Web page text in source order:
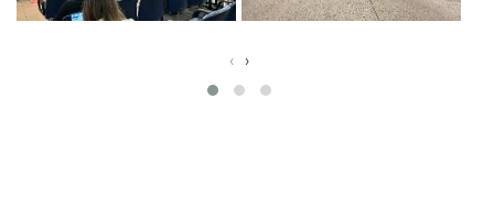
‹ ›